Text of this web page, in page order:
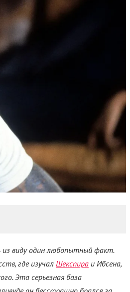
из виду один любопытный факт.
где изучал Шекспира и Ибсена,
Эта серьезная база